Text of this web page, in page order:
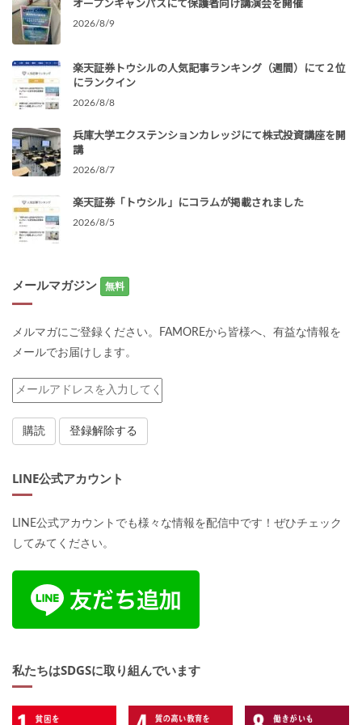
2026/8/9
楽天証券トウシルの人気記事ランキング（週間）にて２位
にランクイン
2026/8/8
兵庫大学エクステンションカレッジにて株式投資講座を開
講
2026/8/7
楽天証券「トウシル」にコラムが掲載されました
2026/8/5
メールマガジン 無料
メルマガにご登録ください。FAMOREから皆様へ、有益な情報を
メールでお届けします。
LINE公式アカウント
LINE公式アカウントでも様々な情報を配信中です！ぜひチェック
してみてください。
私たちはSDGSに取り組んでいます